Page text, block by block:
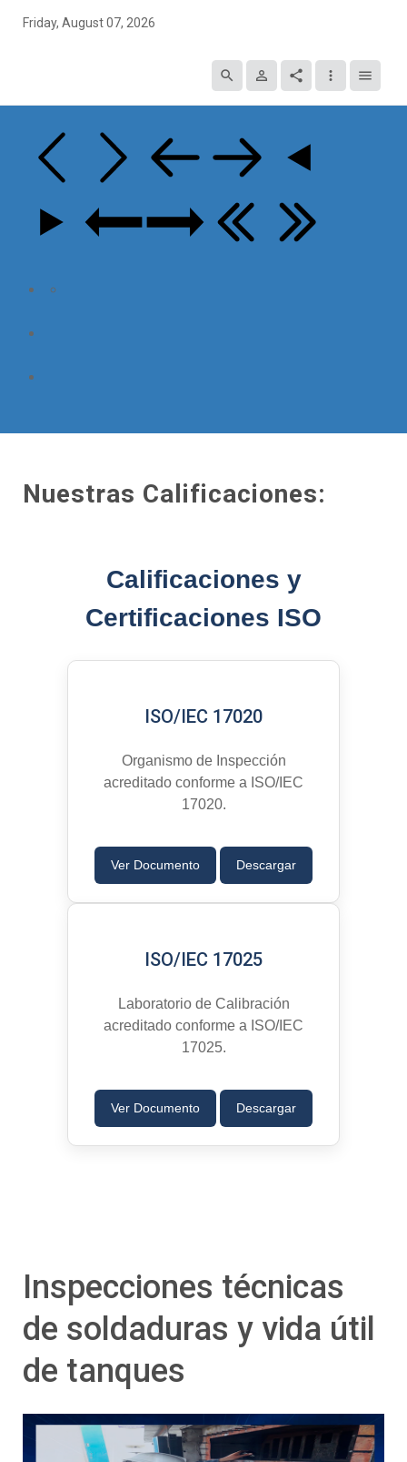
Friday, August 07, 2026
search person_outline share more_vert menu
Nuestras Calificaciones:
Calificaciones y
Certificaciones ISO
ISO/IEC 17020
Organismo de Inspección
acreditado conforme a ISO/IEC
17020.
Ver Documento Descargar
ISO/IEC 17025
Laboratorio de Calibración
acreditado conforme a ISO/IEC
17025.
Ver Documento Descargar
Inspecciones técnicas
de soldaduras y vida útil
de tanques